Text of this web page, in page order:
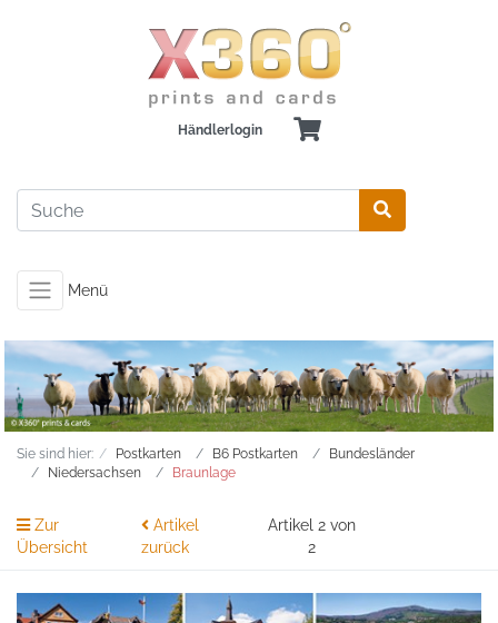
Händlerlogin
Menü
Sie sind hier: Postkarten B6 Postkarten
Bundesländer
Niedersachsen
Braunlage
Zur
Übersicht
Artikel
zurück
Artikel 2 von
2